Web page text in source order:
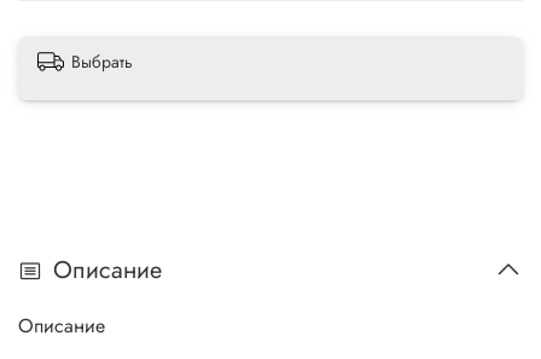
Выбрать
Описание
Описание